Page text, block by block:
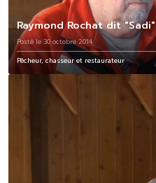
Raymond Rochat dit "Sadi"
Posté le 30 octobre 2014
Pêcheur, chasseur et restaurateur